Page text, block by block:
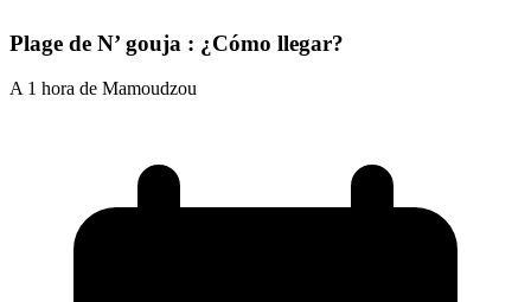
Plage de N’ gouja : ¿Cómo llegar?
A 1 hora de Mamoudzou